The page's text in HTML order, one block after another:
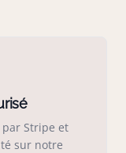
Stripe et
sur notre